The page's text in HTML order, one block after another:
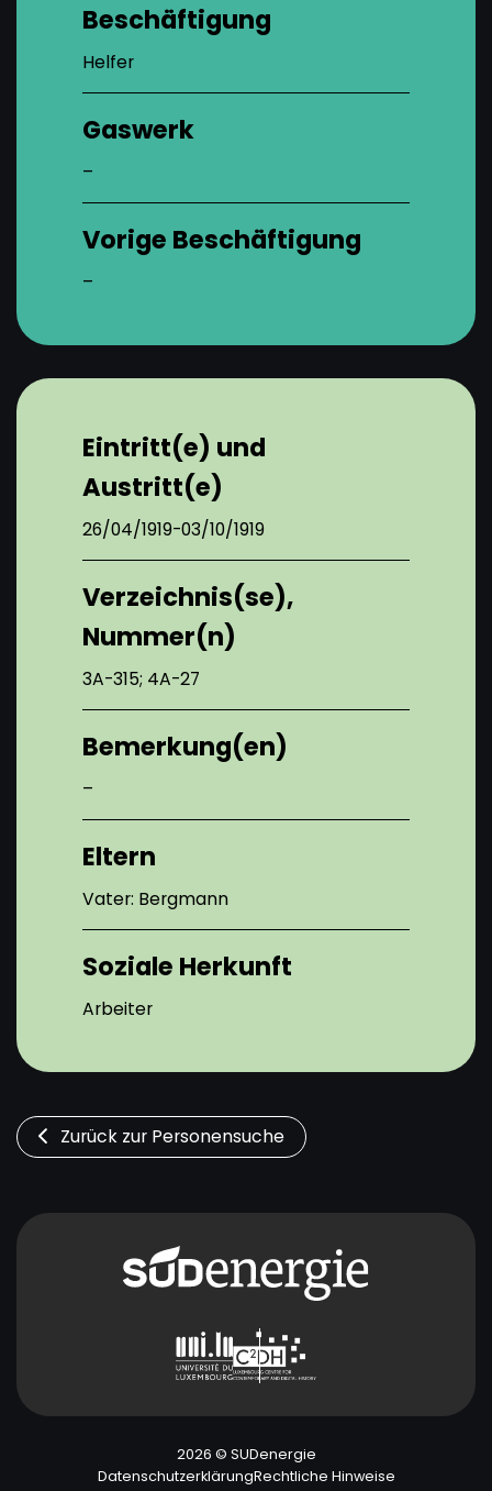
Beschäftigung
Helfer
Gaswerk
–
Vorige Beschäftigung
–
Eintritt(e) und
Austritt(e)
26/04/1919-03/10/1919
Verzeichnis(se),
Nummer(n)
3A-315; 4A-27
Bemerkung(en)
–
Eltern
Vater: Bergmann
Soziale Herkunft
Arbeiter
Zurück zur Personensuche
2026 © SUDenergie
DatenschutzerklärungRechtliche Hinweise